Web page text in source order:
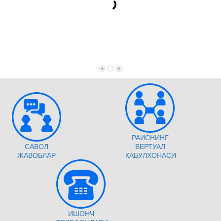
САВОЛ
ЖАВОБЛАР
РАИСНИНГ
ВЕРТУАЛ
ҚАБУЛХОНАСИ
ИШОНЧ